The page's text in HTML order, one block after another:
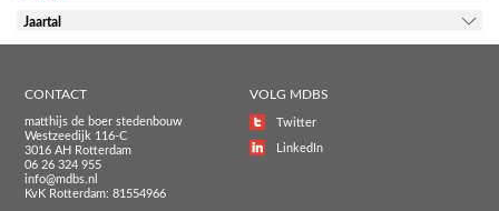
Jaartal
CONTACT
matthijs de boer stedenbouw
Westzeedijk 116-C
3016 AH Rotterdam
06 26 324 955
info@mdbs.nl
KvK Rotterdam: 81554966
VOLG MDBS
Twitter
LinkedIn